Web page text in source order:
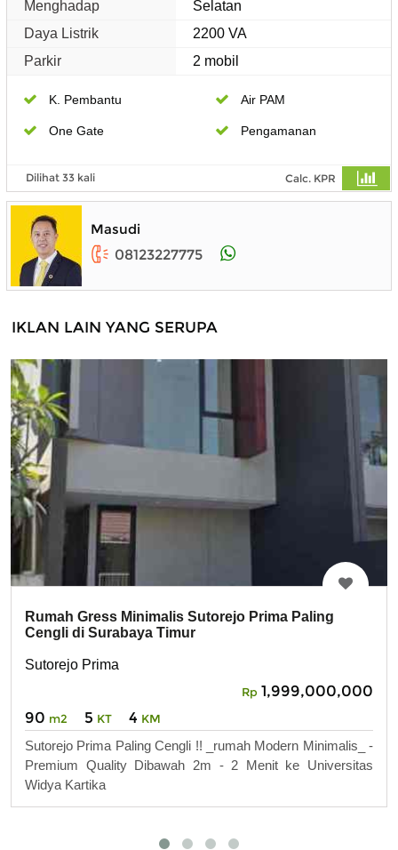
Menghadap
Selatan
Daya Listrik
2200 VA
Parkir
2 mobil
K. Pembantu Air PAM
One Gate Pengamanan
Dilihat 33 kali Calc. KPR
Masudi
08123227775
IKLAN LAIN YANG SERUPA
Rumah Gress Minimalis Sutorejo Prima Paling
Cengli di Surabaya Timur
Sutorejo Prima
Rp 1,999,000,000
90 m2 5 KT 4 KM
Sutorejo Prima Paling Cengli !! _rumah Modern Minimalis_ -
Premium Quality Dibawah 2m - 2 Menit ke Universitas
Widya Kartika